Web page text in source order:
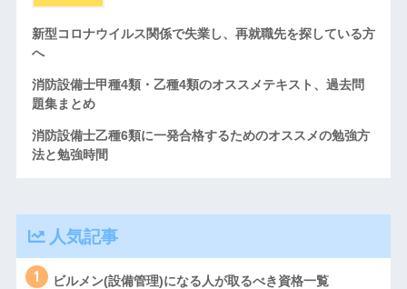
新型コロナウイルス関係で失業し、再就職先を探している方
へ
消防設備士甲種4類・乙種4類のオススメテキスト、過去問
題集まとめ
消防設備士乙種6類に一発合格するためのオススメの勉強方
法と勉強時間
人気記事
1 ビルメン(設備管理)になる人が取るべき資格一覧